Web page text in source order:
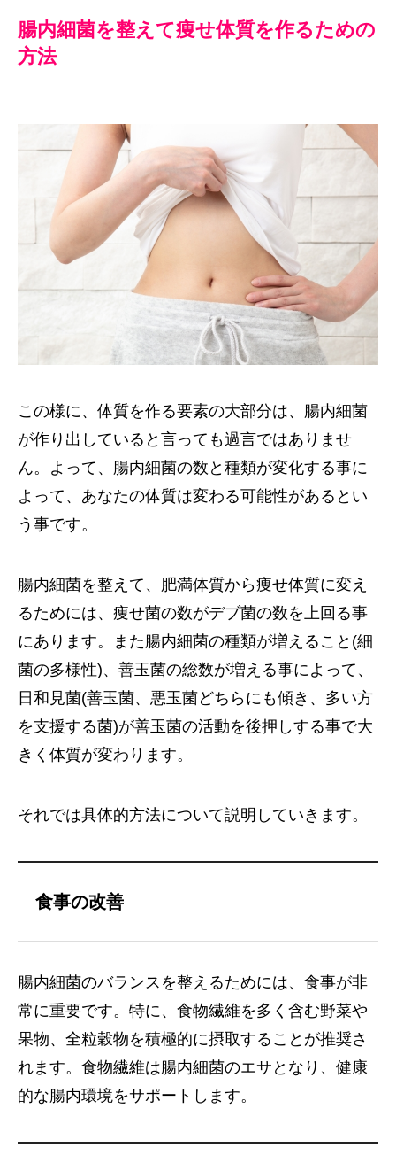
腸内細菌を整えて痩せ体質を作るための
方法
この様に、体質を作る要素の大部分は、腸内細菌
が作り出していると言っても過言ではありませ
ん。よって、腸内細菌の数と種類が変化する事に
よって、あなたの体質は変わる可能性があるとい
う事です。
腸内細菌を整えて、肥満体質から痩せ体質に変え
るためには、痩せ菌の数がデブ菌の数を上回る事
にあります。また腸内細菌の種類が増えること(細
菌の多様性)、善玉菌の総数が増える事によって、
日和見菌(善玉菌、悪玉菌どちらにも傾き、多い方
を支援する菌)が善玉菌の活動を後押しする事で大
きく体質が変わります。
それでは具体的方法について説明していきます。
食事の改善
腸内細菌のバランスを整えるためには、食事が非
常に重要です。特に、食物繊維を多く含む野菜や
果物、全粒穀物を積極的に摂取することが推奨さ
れます。食物繊維は腸内細菌のエサとなり、健康
的な腸内環境をサポートします。